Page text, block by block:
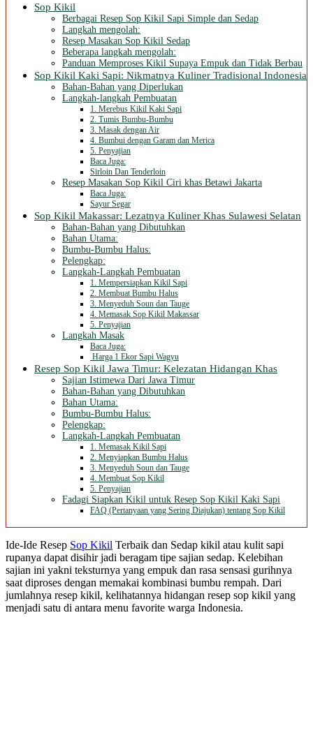
Sop Kikil
Berbagai Resep Sop Kikil Sapi Simple dan Sedap
Langkah mengolah:
Resep Masakan Sop Kikil Sedap
Beberapa langkah mengolah:
Panduan Memproses Kikil Supaya Empuk dan Tidak Berbau
Sop Kikil Kaki Sapi: Nikmatnya Kuliner Tradisional Indonesia
Bahan-Bahan yang Diperlukan
Langkah-langkah Pembuatan
1. Merebus Kikil Kaki Sapi
2. Tumis Bumbu-Bumbu
3. Masak dengan Air
4. Bumbui dengan Garam dan Merica
5. Penyajian
Baca Juga:
Sirloin Dan Tenderloin
Resep Masakan Sop Kikil Ciri khas Betawi Jakarta
Baca Juga:
Sayur Segar
Sop Kikil Makassar: Lezatnya Kuliner Khas Sulawesi Selatan
Bahan-Bahan yang Dibutuhkan
Bahan Utama:
Bumbu-Bumbu Halus:
Pelengkap:
Langkah-Langkah Pembuatan
1. Mempersiapkan Kikil Sapi
2. Membuat Bumbu Halus
3. Menyeduh Soun dan Tauge
4. Memasak Sop Kikil Makassar
5. Penyajian
Langkah Masak
Baca Juga:
Harga 1 Ekor Sapi Wagyu
Resep Sop Kikil Jawa Timur: Kelezatan Hidangan Khas
Sajian Istimewa Dari Jawa Timur
Bahan-Bahan yang Dibutuhkan
Bahan Utama:
Bumbu-Bumbu Halus:
Pelengkap:
Langkah-Langkah Pembuatan
1. Memasak Kikil Sapi
2. Menyiapkan Bumbu Halus
3. Menyeduh Soun dan Tauge
4. Membuat Sop Kikil
5. Penyajian
Fadagi Siapkan Kikil untuk Resep Sop Kikil Kaki Sapi
FAQ (Pertanyaan yang Sering Diajukan) tentang Sop Kikil
Ide-Ide Resep Sop Kikil Terbaik dan Sedap kikil atau kulit sapi
rupanya dapat disihir jadi beragam tipe sajian sedap. Kelebihan
sajian ini yakni teksturnya yang empuk dan rasa sensasi gurihnya
saat diproses dengan memakai kombinasi bumbu rempah. Dari
jumlahnya resep kikil, kelihatannya hidangan resep sop kikil yang
menjadi satu di antara menu favorite warga Indonesia.